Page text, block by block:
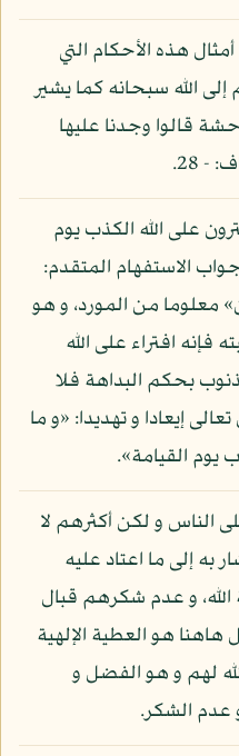
هذه الأحكام التي
إلى الله سبحانه كما يشير
قالوا وجدنا عليها
- 28.
على الله الكذب يوم
جواب الاستفهام المتقدم:
معلوما من المورد، و هو
فإنه افتراء على الله
بحكم البداهة فلا
إيعادا و تهديدا: «و ما
يوم القيامة».
الناس و لكن أكثرهم لا
إلى ما اعتاد عليه
و عدم شكرهم قبال
هاهنا هو العطية الإلهية
لهم و هو الفضل و
عدم الشكر.